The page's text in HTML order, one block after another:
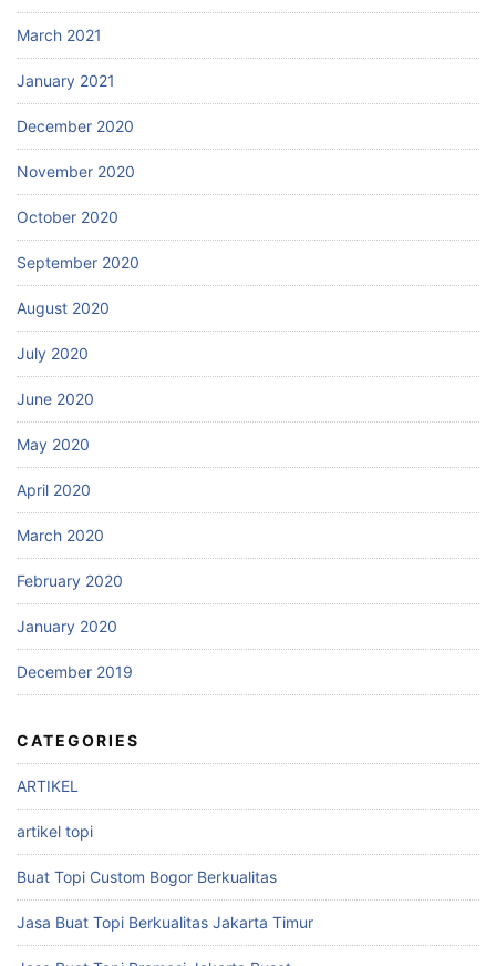
March 2021
January 2021
December 2020
November 2020
October 2020
September 2020
August 2020
July 2020
June 2020
May 2020
April 2020
March 2020
February 2020
January 2020
December 2019
CATEGORIES
ARTIKEL
artikel topi
Buat Topi Custom Bogor Berkualitas
Jasa Buat Topi Berkualitas Jakarta Timur